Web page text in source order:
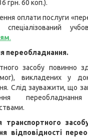
грн. 60 коп.).
оплати послуги
.
переобладнання.
засобу повинно
викладених у
Слід зауважити, що
транспортного
відповідності